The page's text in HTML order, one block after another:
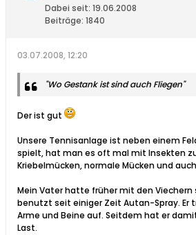
Dabei seit: 19.06.2008
Beiträge: 1840
03.07.2008, 12:20
"Wo Gestank ist sind auch Fliegen"
Der ist gut
Unsere Tennisanlage ist neben einem
spielt, hat man es oft mal mit Insekten
Kriebelmücken, normale Mücken und
Mein Vater hatte früher mit den Viechern
benutzt seit einiger Zeit Autan-Spray. Er
Arme und Beine auf. Seitdem hat er
Last.